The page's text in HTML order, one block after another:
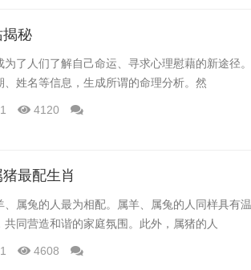
揭秘
了人们了解自己命运、寻求心理慰藉的新途径
姓名等信息，生成所谓的命理分析。然
4120
最配生肖
属兔的人最为相配。属羊、属兔的人同样具有
同营造和谐的家庭氛围。此外，属猪的人
4608